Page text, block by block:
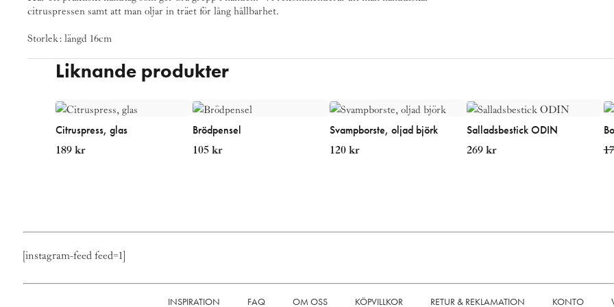
citruspressen samt att man oljar in träet för lång hållbarhet.
Storlek: längd 16cm
Liknande produkter
Citruspress, glas
189kr
Brödpensel
105kr
Svampborste, oljad björk
120kr
Salladsbestick ODIN
269kr
[instagram-feed feed=1]
INSPIRATION FAQ OM OSS KÖPVILLKOR RETUR & REKLAMATION KONTO